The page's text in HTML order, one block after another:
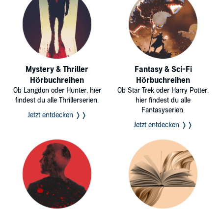
Mystery & Thriller
Hörbuchreihen
Ob Langdon oder Hunter, hier
findest du alle Thrillerserien.
Jetzt entdecken ❭❭
Fantasy & Sci-Fi
Hörbuchreihen
Ob Star Trek oder Harry Potter,
hier findest du alle
Fantasyserien.
Jetzt entdecken ❭❭